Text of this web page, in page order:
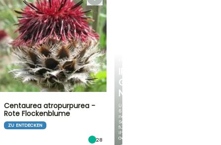
IRIS
GERMANICA
NEUHEITEN
Über
60
neue
Sorten
für
Ihren
Garten!
Centaurea atropurpurea -
Rote Flockenblume
ZU ENTDECKEN
28